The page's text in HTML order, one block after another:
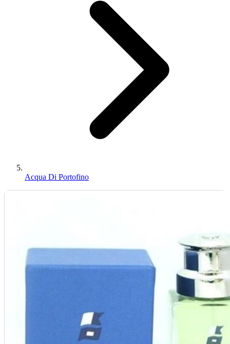
Acqua Di Portofino